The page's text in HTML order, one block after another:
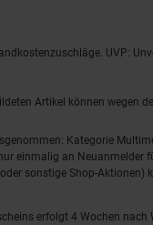
UVP:
Artikel können wegen
Kategorie
einmalig an Neuanmelder
sonstige Shop-Aktionen)
erfolgt 4 Wochen